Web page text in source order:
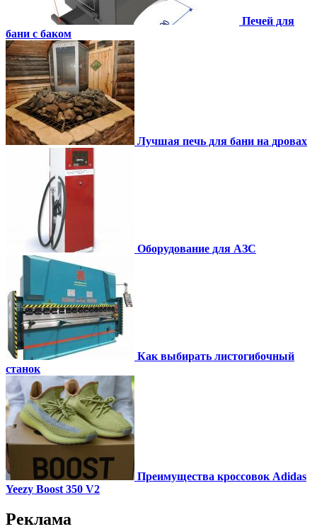
Печей для
бани с баком
Лучшая печь для бани на дровах
Оборудование для АЗС
Как выбирать листогибочный
станок
Преимущества кроссовок Adidas
Yeezy Boost 350 V2
Реклама